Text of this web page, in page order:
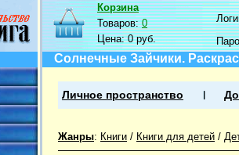
Корзина
Товаров:0
Цена:0 руб.
Солнечные Зайчики.
Личное пространство
Жанры: Книги / Книги для детей /